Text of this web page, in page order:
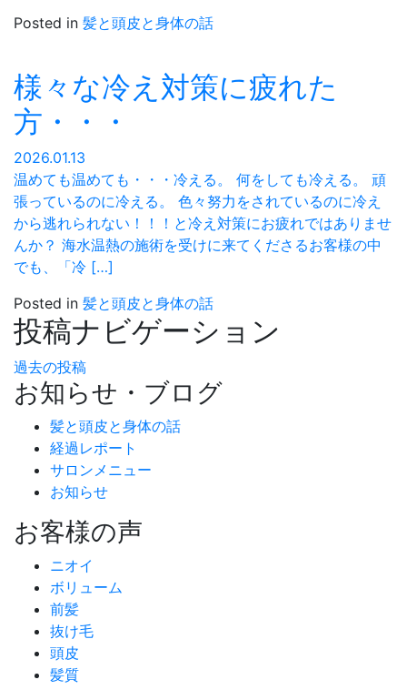
Posted in 髪と頭皮と身体の話
様々な冷え対策に疲れた
方・・・
2026.01.13
温めても温めても・・・冷える。 何をしても冷える。 頑
張っているのに冷える。 色々努力をされているのに冷え
から逃れられない！！！と冷え対策にお疲れではありませ
んか？ 海水温熱の施術を受けに来てくださるお客様の中
でも、「冷 […]
Posted in 髪と頭皮と身体の話
投稿ナビゲーション
過去の投稿
お知らせ・ブログ
髪と頭皮と身体の話
経過レポート
サロンメニュー
お知らせ
お客様の声
ニオイ
ボリューム
前髪
抜け毛
頭皮
髪質